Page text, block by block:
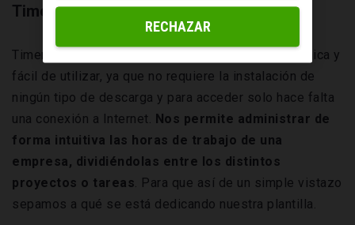
Timenet
Timenet es una app de control horario muy económica y
fácil de utilizar, ya que no requiere la instalación de
ningún tipo de descarga y para acceder solo hace falta
una conexión a Internet. Nos permite administrar de
forma intuitiva las horas de trabajo de una
empresa, dividiéndolas entre los distintos
proyectos o tareas. Para que así de un simple vistazo
sepamos a qué se está dedicando nuestra plantilla.
RECHAZAR